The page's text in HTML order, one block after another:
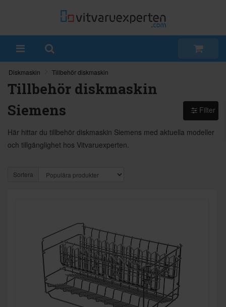
Diskmaskin Tillbehör diskmaskin
Tillbehör diskmaskin
Siemens
Här hittar du tillbehör diskmaskin Siemens med aktuella modeller
och tillgänglighet hos Vitvaruexperten.
Sortera
Filter